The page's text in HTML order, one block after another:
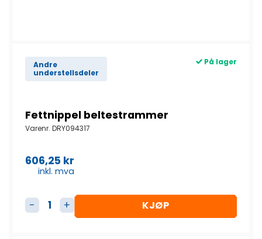
Andre
understellsdeler
På lager
Fettnippel beltestrammer
Varenr. DRY094317
606,25 kr
inkl. mva
Fettnippel beltestrammer antall
KJØP